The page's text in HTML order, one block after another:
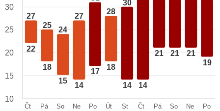
27
22
25
18
24
15
27
14
17
28
18
30
14 14
21 21 21
19
30
25
20
15
10
Čt
Pá
So
Ne
Po
Út
St
Čt
Pá
So
Ne
Po